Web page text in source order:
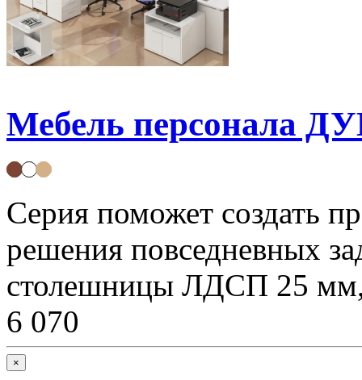
Мебель персонала
Серия поможет создать
решения повседневных
столешницы ЛДСП 25
6 070
×